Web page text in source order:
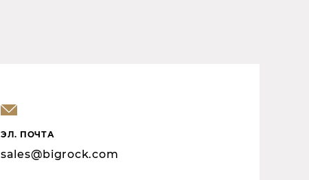
ЭЛ. ПОЧТА
sales@bigrock.com